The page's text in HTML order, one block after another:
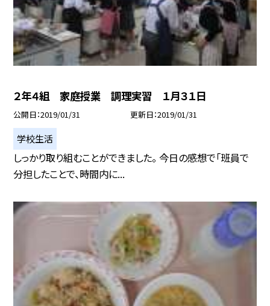
２年４組 家庭授業 調理実習 １月３１日
公開日 2019/01/31 更新日 2019/01/31
学校生活
しっかり取り組むことができました。 今日の感想で「班員で
分担したことで、時間内に...